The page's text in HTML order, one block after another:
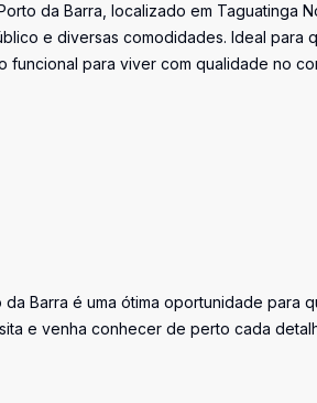
da Barra, localizado em Taguatinga
e diversas comodidades. Ideal para
para viver com qualidade no
Barra é uma ótima oportunidade para
e venha conhecer de perto cada